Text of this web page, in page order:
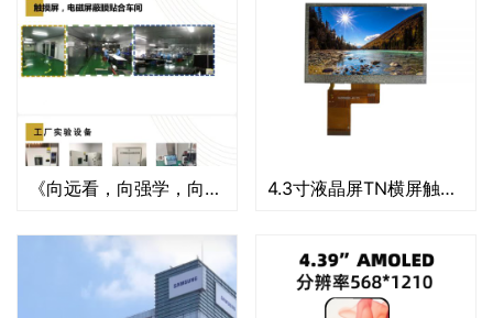
《向远看，向强学，向内求，笃定做好特种低温工作屏幕模组》 4.3寸液晶屏TN横屏触摸屏